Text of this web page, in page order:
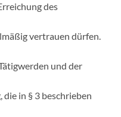
des
vertrauen dürfen.
und der
in § 3 beschrieben